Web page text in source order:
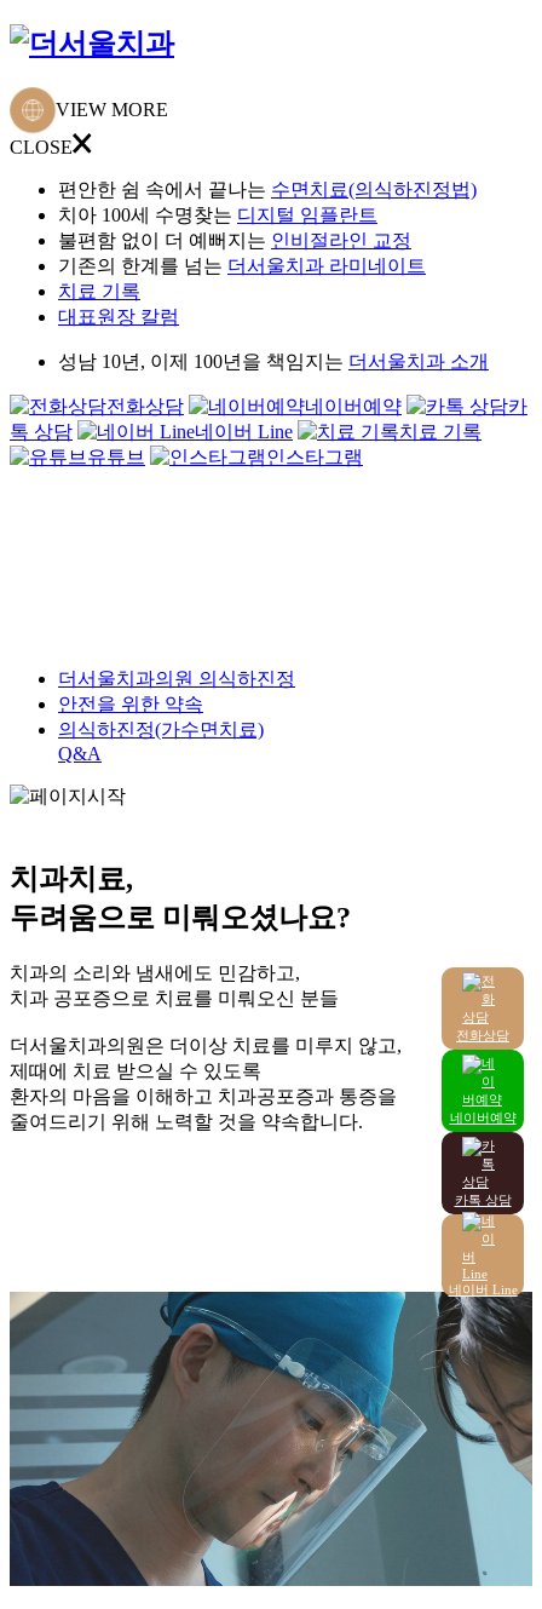
VIEW MORE
CLOSE
편안한 쉼 속에서 끝나는 수면치료(의식하진정법)
치아 100세 수명찾는 디지털 임플란트
불편함 없이 더 예뻐지는 인비절라인 교정
기존의 한계를 넘는 더서울치과 라미네이트
치료 기록
대표원장 칼럼
성남 10년, 이제 100년을 책임지는 더서울치과 소개
전화상담 네이버예약
카
톡 상담
네이버 Line
치료 기록
유튜브
인스타그램
더서울치과의원 의식하진정
안전을 위한 약속
의식하진정(가수면치료)
Q&A
치과치료,
두려움으로 미뤄오셨나요?
치과의 소리와 냄새에도 민감하고,
치과 공포증으로 치료를 미뤄오신 분들
더서울치과의원은 더이상 치료를 미루지 않고,
제때에 치료 받으실 수 있도록
환자의 마음을 이해하고 치과공포증과 통증을
줄여드리기 위해 노력할 것을 약속합니다.
전화상담
네이버예약
카톡 상담
네이버 Line